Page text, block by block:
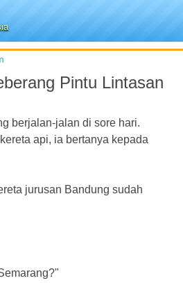
Pintu Lintasan
berjalan-jalan di sore hari.
api, ia bertanya kepada
jurusan Bandung sudah